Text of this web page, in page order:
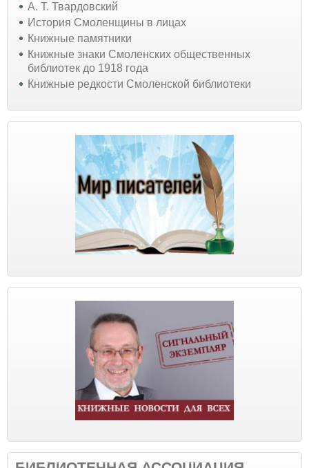
А. Т. Твардовский
История Смоленщины в лицах
Книжные памятники
Книжные знаки Смоленских общественных
библиотек до 1918 года
Книжные редкости Смоленской библиотеки